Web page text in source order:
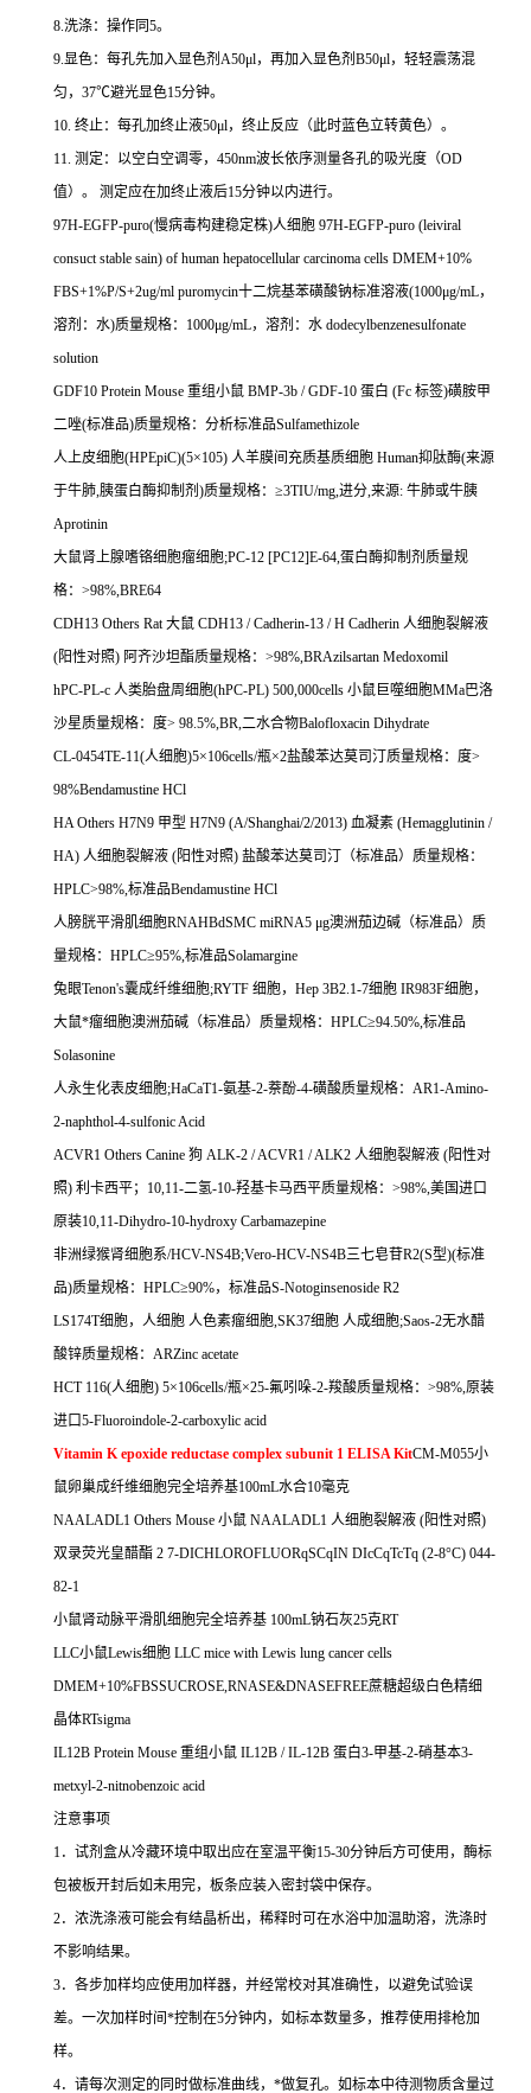
8.洗涤：操作同 5。
9.显色：每孔先加入显色剂 A50μl，再加入显色剂 B50μl，轻轻震荡混
匀， 37℃避光显色15分钟。
10. 终止：每孔加终止液50μl，终止反应（此时蓝色立转黄色）。
11. 测定：以空白空调零， 450nm波长依序测量各孔的吸光度（OD
值）。
测定应在加终止液后15分钟以内进行。
97H-EGFP-puro(慢病毒构建稳定株)人细胞 97H-EGFP-puro (leiviral
consuct stable sain) of human hepatocellular carcinoma cells DMEM+10%
FBS+1%P/S+2ug/ml puromycin十二烷基苯磺酸钠标准溶液(1000μg/mL，
溶剂：水)质量规格： 1000μg/mL，溶剂：水 dodecylbenzenesulfonate
solution
GDF10 Protein Mouse 重组小鼠 BMP-3b / GDF-10 蛋白 (Fc 标签)磺胺甲
二唑(标准品)质量规格：分析标准品Sulfamethizole
人上皮细胞(HPEpiC)(5×105) 人羊膜间充质基质细胞 Human抑肽酶(来源
于牛肺,胰蛋白酶抑制剂 )质量规格：≥3TIU/mg,进分,来源: 牛肺或牛胰
Aprotinin
大鼠肾上腺嗜铬细胞瘤细胞;PC-12 [PC12]E-64,蛋白酶抑制剂质量规
格： >98%,BRE64
CDH13 Others Rat大鼠 CDH13 / Cadherin-13 / H Cadherin 人细胞裂解液
(阳性对照) 阿齐沙坦酯质量规格： >98%,BRAzilsartan Medoxomil
hPC-PL-c 人类胎盘周细胞(hPC-PL) 500,000cells 小鼠巨噬细胞MMa巴洛
沙星质量规格：度> 98.5%,BR,二水合物Balofloxacin Dihydrate
CL-0454TE-11(人细胞)5×106cells/瓶×2盐酸苯达莫司汀质量规格：度>
98%Bendamustine HCl
HA Others H7N9 甲型 H7N9 (A/Shanghai/2/2013) 血凝素 (Hemagglutinin /
HA) 人细胞裂解液 (阳性对照) 盐酸苯达莫司汀（标准品）质量规格：
HPLC>98%,标准品Bendamustine HCl
人膀胱平滑肌细胞RNAHBdSMC miRNA5 μg澳洲茄边碱（标准品）质
量规格： HPLC≥95%,标准品Solamargine
兔眼Tenon's囊成纤维细胞;RYTF 细胞， Hep 3B2.1-7细胞 IR983F细胞，
大鼠*瘤细胞澳洲茄碱（标准品）质量规格： HPLC≥94.50%,标准品
Solasonine
人永生化表皮细胞;HaCaT1-氨基-2-萘酚-4-磺酸质量规格： AR1-Amino-
2-naphthol-4-sulfonic Acid
ACVR1 Others Canine 狗 ALK-2 / ACVR1 / ALK2 人细胞裂解液 (阳性对
照) 利卡西平； 10,11-二氢-10-羟基卡马西平质量规格： >98%,美国进口
原装10,11-Dihydro-10-hydroxy Carbamazepine
非洲绿猴肾细胞系/HCV-NS4B;Vero-HCV-NS4B三七皂苷R2(S型)(标准
品)质量规格： HPLC≥90%，标准品S-Notoginsenoside R2
LS174T细胞，人细胞 人色素瘤细胞,SK37细胞 人成细胞;Saos-2无水醋
酸锌质量规格： ARZinc acetate
HCT 116(人细胞) 5×106cells/瓶×25-氟吲哚-2-羧酸质量规格： >98%,原装
进口5-Fluoroindole-2-carboxylic acid
Vitamin K epoxide reductase complex subunit 1 ELISA KitCM-M055小
鼠卵巢成纤维细胞完全培养基100mL水合10毫克
NAALADL1 Others Mouse 小鼠 NAALADL1 人细胞裂解液 (阳性对照)
双录荧光皇醋酯 2 7-DICHLOROFLUORqSCqIN DIcCqTcTq (2-8°C) 044-
82-1
小鼠肾动脉平滑肌细胞完全培养基 100mL钠石灰25克RT
LLC小鼠Lewis细胞 LLC mice with Lewis lung cancer cells
DMEM+10%FBSSUCROSE,RNASE&DNASEFREE蔗糖超级白色精细
晶体RTsigma
IL12B Protein Mouse 重组小鼠 IL12B / IL-12B 蛋白3-甲基-2-硝基本3-
metxyl-2-nitnobenzoic acid
注意事项
1．试剂盒从冷藏环境中取出应在室温平衡15-30分钟后方可使用，酶标
包被板开封后如未用完，板条应装入密封袋中保存。
2．浓洗涤液可能会有结晶析出，稀释时可在水浴中加温助溶，洗涤时
不影响结果。
3．各步加样均应使用加样器，并经常校对其准确性，以避免试验误
差。一次加样时间 *控制在5分钟内，如标本数量多，推荐使用排枪加
样。
4．请每次测定的同时做标准曲线， *做复孔。如标本中待测物质含量过